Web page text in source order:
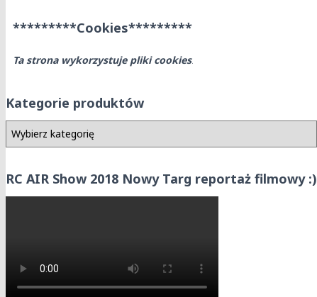
*********Cookies*********
Ta strona wykorzystuje pliki cookies.
Kategorie produktów
RC AIR Show 2018 Nowy Targ reportaż filmowy :)